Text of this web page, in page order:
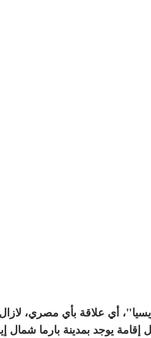
أي علاقة بأي مصري،
يوجد بمدينة بارما شمال